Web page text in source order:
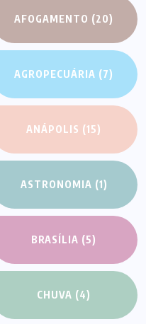
AFOGAMENTO (20)
AGROPECUÁRIA (7)
ANÁPOLIS (15)
ASTRONOMIA (1)
BRASÍLIA (5)
CHUVA (4)